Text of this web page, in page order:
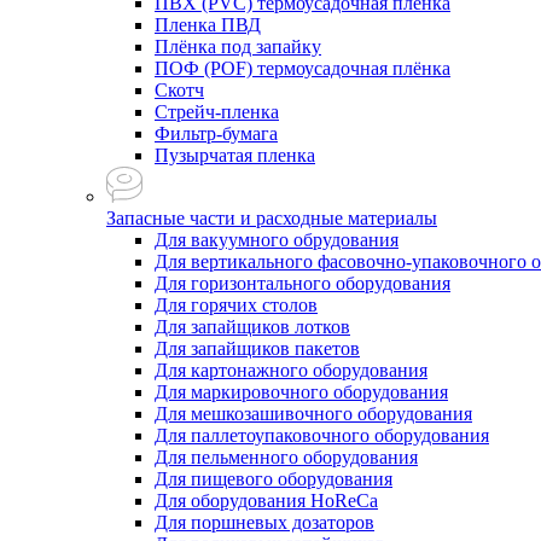
Пленка ПВД
Плёнка под запайку
ПОФ (POF) термоусадочная плёнка
Скотч
Стрейч-пленка
Фильтр-бумага
Пузырчатая пленка
Запасные части и расходные материалы
Для вакуумного обрудования
Для вертикального фасовочно-упаковочного
Для горизонтального оборудования
Для горячих столов
Для запайщиков лотков
Для запайщиков пакетов
Для картонажного оборудования
Для маркировочного оборудования
Для мешкозашивочного оборудования
Для паллетоупаковочного оборудования
Для пельменного оборудования
Для пищевого оборудования
Для оборудования HoReCa
Для поршневых дозаторов